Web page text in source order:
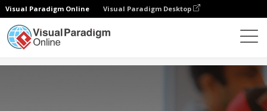
Visual Paradigm Online Visual Paradigm Desktop